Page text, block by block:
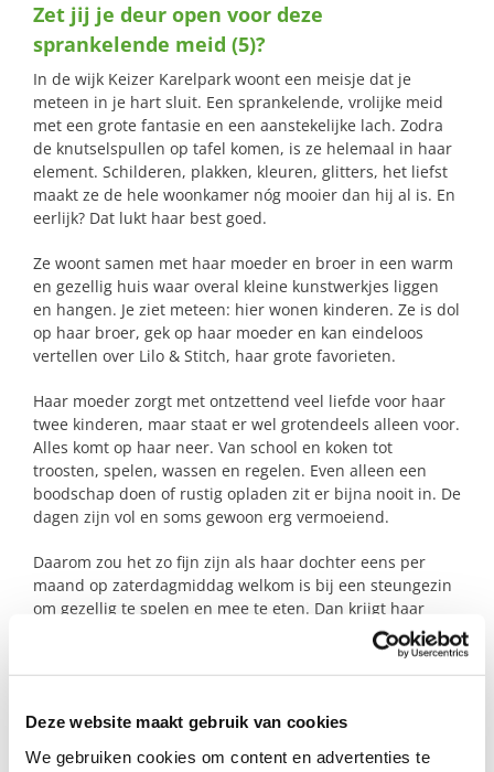
Deze website maakt gebruik van cookies
We gebruiken cookies om content en advertenties te
naar:
Zet jij je deur open voor deze
sprankelende meid (5)?
In de wijk Keizer Karelpark woont een meisje dat je
meteen in je hart sluit. Een sprankelende, vrolijke meid
met een grote fantasie en een aanstekelijke lach. Zodra
de knutselspullen op tafel komen, is ze helemaal in haar
element. Schilderen, plakken, kleuren, glitters, het liefst
maakt ze de hele woonkamer nóg mooier dan hij al is. En
eerlijk? Dat lukt haar best goed.
Ze woont samen met haar moeder en broer in een warm
en gezellig huis waar overal kleine kunstwerkjes liggen
en hangen. Je ziet meteen: hier wonen kinderen. Ze is dol
op haar broer, gek op haar moeder en kan eindeloos
vertellen over Lilo & Stitch, haar grote favorieten.
Haar moeder zorgt met ontzettend veel liefde voor haar
twee kinderen, maar staat er wel grotendeels alleen voor.
Alles komt op haar neer. Van school en koken tot
troosten, spelen, wassen en regelen. Even alleen een
boodschap doen of rustig opladen zit er bijna nooit in. De
dagen zijn vol en soms gewoon erg vermoeiend.
Daarom zou het zo fijn zijn als haar dochter eens per
maand op zaterdagmiddag welkom is bij een steungezin
om gezellig te spelen en mee te eten. Dan krijgt haar
moeder heel even ademruimte en kan ze daarna weer
een fijne zaterdagmiddag te bezorgen?